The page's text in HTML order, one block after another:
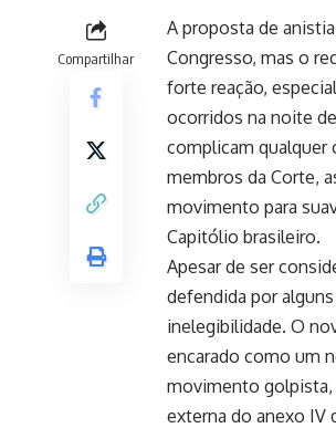
Compartilhar
A proposta de
Congresso, mas o
forte reação,
ocorridos na noite
complicam qualquer
membros da Corte,
movimento para
Capitólio brasileiro.
Apesar de ser
defendida por
inelegibilidade. O
encarado como um
movimento golpista,
externa do anexo IV